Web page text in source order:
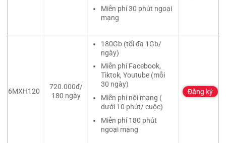
Miễn phí 30 phút ngoại
mạng
6MXH120
720.000đ/
180 ngày
180Gb (tối đa 1Gb/
ngày)
Miễn phí Facebook,
Tiktok, Youtube (mỗi
30 ngày)
Miễn phí nội mạng (
dưới 10 phút/ cuộc)
Miễn phí 180 phút
ngoại mạng
Đăng ký